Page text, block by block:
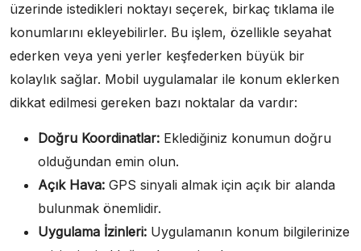
üzerinde istedikleri noktayı seçerek, birkaç tıklama ile
konumlarını ekleyebilirler. Bu işlem, özellikle seyahat
ederken veya yeni yerler keşfederken büyük bir
kolaylık sağlar. Mobil uygulamalar ile konum eklerken
dikkat edilmesi gereken bazı noktalar da vardır:
Doğru Koordinatlar: Eklediğiniz konumun doğru
olduğundan emin olun.
Açık Hava: GPS sinyali almak için açık bir alanda
bulunmak önemlidir.
Uygulama İzinleri: Uygulamanın konum bilgilerinize